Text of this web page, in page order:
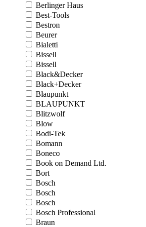
Berlinger Haus
Best-Tools
Bestron
Beurer
Bialetti
Bissell
Bissell
Black&Decker
Black+Decker
Blaupunkt
BLAUPUNKT
Blitzwolf
Blow
Bodi-Tek
Bomann
Boneco
Book on Demand Ltd.
Bort
Bosch
Bosch
Bosch
Bosch Professional
Braun